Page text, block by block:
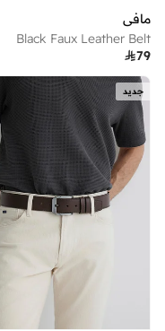
مافي
Black Faux Leather Belt
79
جديد